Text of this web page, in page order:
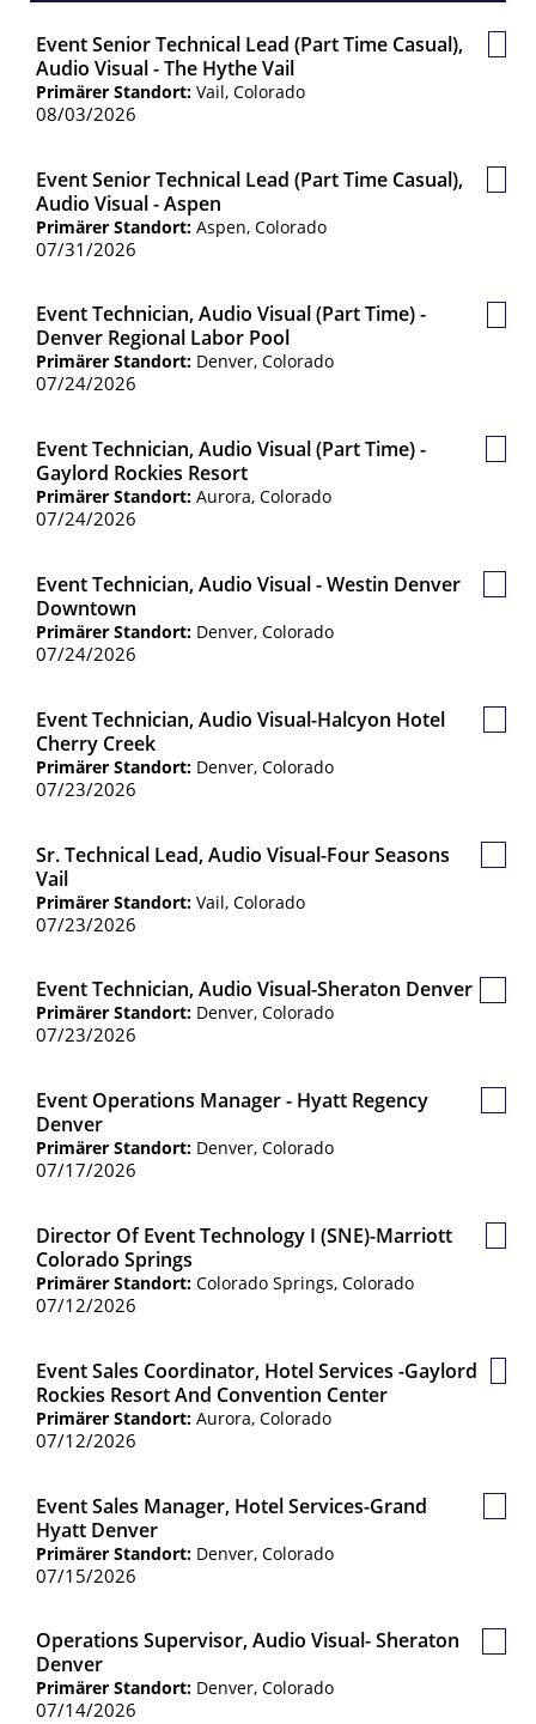
Event Senior Technical Lead (Part Time Casual),
Audio Visual - The Hythe Vail
Primärer Standort: Vail, Colorado
08/03/2026
Event Senior Technical Lead (Part Time Casual),
Audio Visual - Aspen
Primärer Standort: Aspen, Colorado
07/31/2026
Event Technician, Audio Visual (Part Time) -
Denver Regional Labor Pool
Primärer Standort: Denver, Colorado
07/24/2026
Event Technician, Audio Visual (Part Time) -
Gaylord Rockies Resort
Primärer Standort: Aurora, Colorado
07/24/2026
Event Technician, Audio Visual - Westin Denver
Downtown
Primärer Standort: Denver, Colorado
07/24/2026
Event Technician, Audio Visual-Halcyon Hotel
Cherry Creek
Primärer Standort: Denver, Colorado
07/23/2026
Sr. Technical Lead, Audio Visual-Four Seasons
Vail
Primärer Standort: Vail, Colorado
07/23/2026
Event Technician, Audio Visual-Sheraton Denver
Primärer Standort: Denver, Colorado
07/23/2026
Event Operations Manager - Hyatt Regency
Denver
Primärer Standort: Denver, Colorado
07/17/2026
Director Of Event Technology I (SNE)-Marriott
Colorado Springs
Primärer Standort: Colorado Springs, Colorado
07/12/2026
Event Sales Coordinator, Hotel Services -Gaylord
Rockies Resort And Convention Center
Primärer Standort: Aurora, Colorado
07/12/2026
Event Sales Manager, Hotel Services-Grand
Hyatt Denver
Primärer Standort: Denver, Colorado
07/15/2026
Operations Supervisor, Audio Visual- Sheraton
Denver
Primärer Standort: Denver, Colorado
07/14/2026